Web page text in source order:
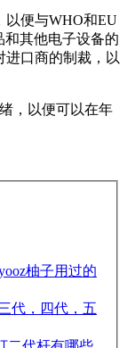
以便与WHO和EU
和其他电子设备的
进口商的制裁，以
，以便可以在年
柚子用过的
代，四代，五